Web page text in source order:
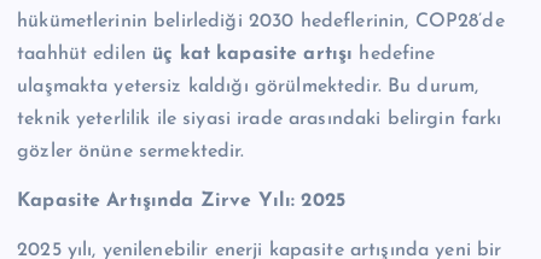
hükümetlerinin belirlediği 2030 hedeflerinin, COP28’de
taahhüt edilen üç kat kapasite artışı hedefine
ulaşmakta yetersiz kaldığı görülmektedir. Bu durum,
teknik yeterlilik ile siyasi irade arasındaki belirgin farkı
gözler önüne sermektedir.
Kapasite Artışında Zirve Yılı: 2025
2025 yılı, yenilenebilir enerji kapasite artışında yeni bir